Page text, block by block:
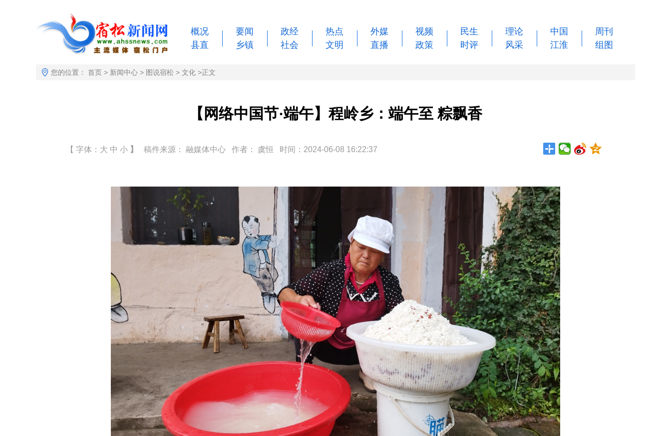
概况
县直
要闻
乡镇
政经
社会
热点
文明
外媒
直播
视频
政策
民生
时评
理论
风采
中国
江淮
周刊
组图
您的位置： 首页 > 新闻中心 > 图说宿松 > 文化 >正文
【网络中国节·端午】程岭乡：端午至 粽飘香
【 字体： 大 中 小 】 稿件来源： 融媒体中心 作者： 虞恒 时间：2024-06-08 16:22:37